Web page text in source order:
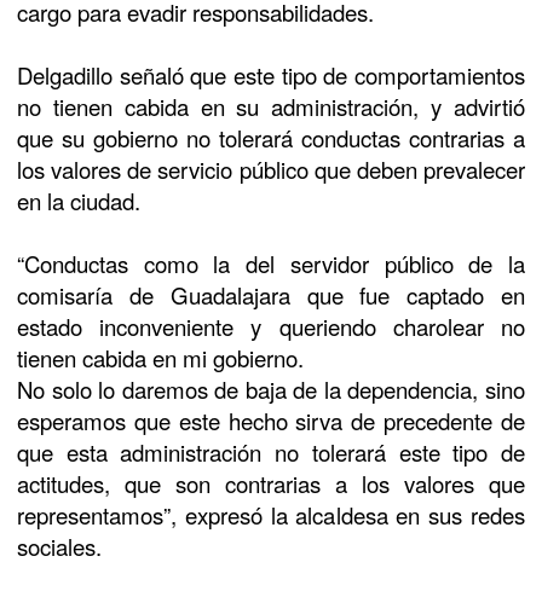
cargo para evadir responsabilidades.
Delgadillo señaló que este tipo de comportamientos
no tienen cabida en su administración, y advirtió
que su gobierno no tolerará conductas contrarias a
los valores de servicio público que deben prevalecer
en la ciudad.
“Conductas como la del servidor público de la
comisaría de Guadalajara que fue captado en
estado inconveniente y queriendo charolear no
tienen cabida en mi gobierno.
No solo lo daremos de baja de la dependencia, sino
esperamos que este hecho sirva de precedente de
que esta administración no tolerará este tipo de
actitudes, que son contrarias a los valores que
representamos”, expresó la alcaldesa en sus redes
sociales.